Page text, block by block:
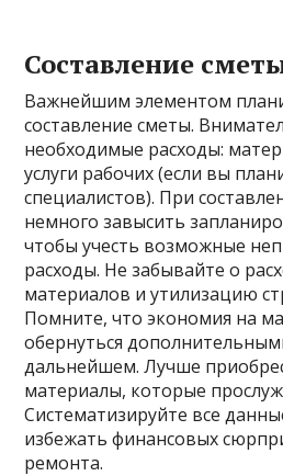
Составление
Важнейшим элементом
составление сметы.
необходимые расходы:
услуги рабочих (если вы
специалистов). При
немного завысить
чтобы учесть возможные
расходы. Не забывайте о
материалов и утилизацию
Помните, что экономия на
обернуться
дальнейшем. Лучше
материалы, которые
Систематизируйте все
избежать финансовых
ремонта.